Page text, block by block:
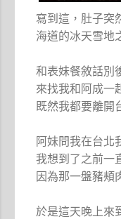
寫到這，肚子突
海道的冰天雪地
和表妹餐敘話別
來找我和阿成一
既然我都要離開
阿妹問我在台北
我想到了之前一
因為那一盤豬頰
於是這天晚上來